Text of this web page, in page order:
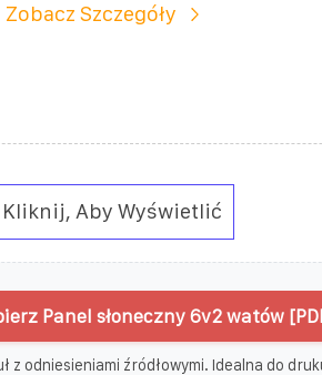
Zobacz Szczegóły
Kliknij, Aby Wyświetlić
Panel słoneczny 6v2 watów
z odniesieniami źródłowymi. Idealna do